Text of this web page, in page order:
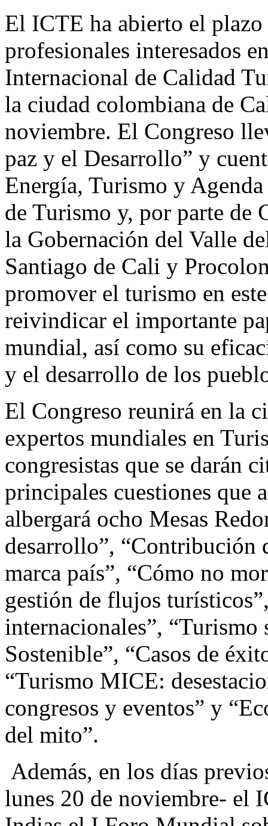
El ICTE ha abierto el
profesionales interesados
Internacional de Calidad
la ciudad colombiana de
noviembre. El Congreso
paz y el Desarrollo” y
Energía, Turismo y
de Turismo y, por parte de
la Gobernación del Valle
Santiago de Cali y
promover el turismo en
reivindicar el importante
mundial, así como su
y el desarrollo de los
El Congreso reunirá en la
expertos mundiales en
congresistas que se darán
principales cuestiones que
albergará ocho Mesas
desarrollo”, “Contribución
marca país”, “Cómo no
gestión de flujos
internacionales”, “Turismo
Sostenible”, “Casos de
“Turismo MICE:
congresos y eventos” y
del mito”.
Además, en los días
lunes 20 de noviembre- el